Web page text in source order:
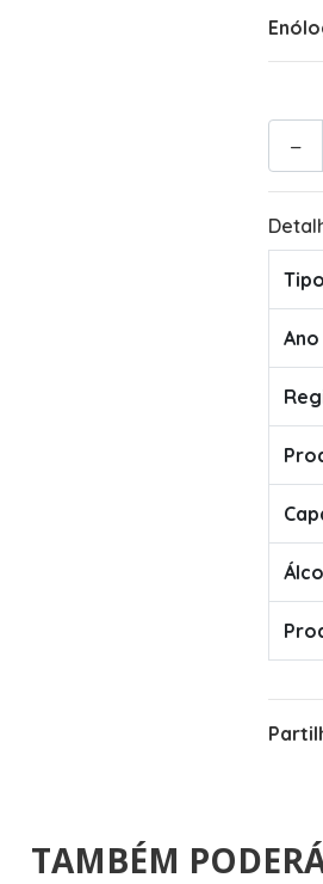
-
Tipo
Ano
TAMBÉM